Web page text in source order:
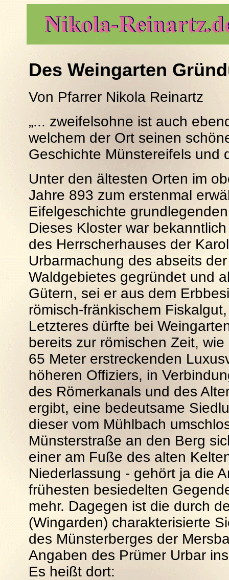
Des Weingarten
Von Pfarrer Nikola Reinartz
„... zweifelsohne ist auch
welchem der Ort seinen
Geschichte Münstereifels und
Unter den ältesten Orten im
Jahre 893 zum erstenmal
Eifelgeschichte
Dieses Kloster war
des Herrscherhauses der
Urbarmachung des abseits
Waldgebietes gegründet und
Gütern, sei er aus dem
römisch-fränkischem
Letzteres dürfte bei
bereits zur römischen Zeit,
65 Meter erstreckenden
höheren Offiziers, in
des Römerkanals und des
ergibt, eine bedeutsame
dieser vom Mühlbach
Münsterstraße an den Berg
einer am Fuße des alten
Niederlassung - gehört ja die
frühesten besiedelten
mehr. Dagegen ist die durch
(Wingarden) charakterisierte
des Münsterberges der
Angaben des Prümer Urbar
Es heißt dort: